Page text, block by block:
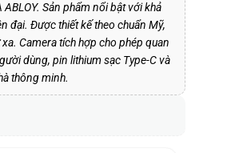
Sản phẩm nổi bật với khả
đại. Được thiết kế theo chuẩn Mỹ,
Camera tích hợp cho phép quan
dùng, pin lithium sạc Type-C và
thông minh.